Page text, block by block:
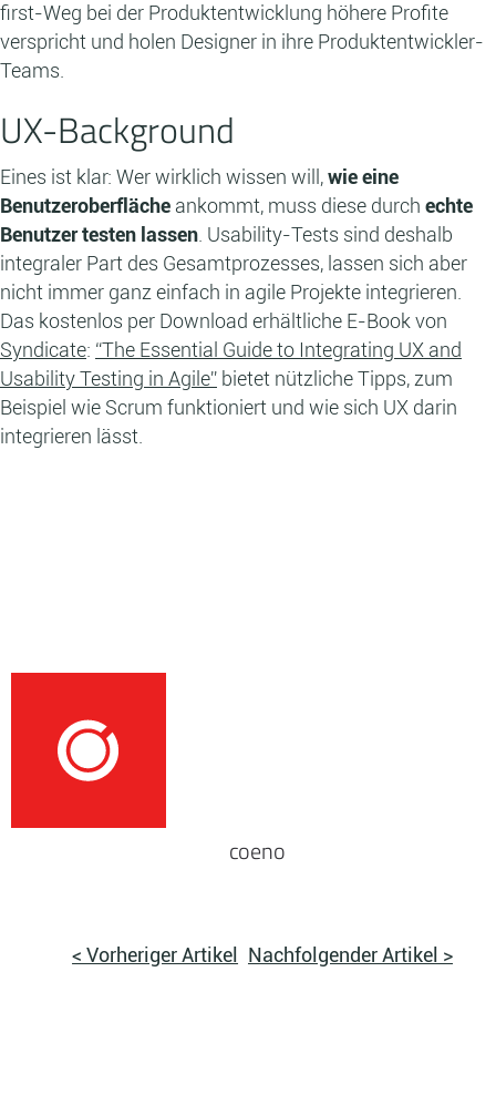
first-Weg bei der Produktentwicklung höhere Profite
verspricht und holen Designer in ihre Produktentwickler-
Teams.
UX-Background
Eines ist klar: Wer wirklich wissen will,wie eine
Benutzeroberfläche ankommt, muss diese durch echte
Benutzer testen lassen . Usability-Tests sind deshalb
integraler Part des Gesamtprozesses, lassen sich aber
nicht immer ganz einfach in agile Projekte integrieren.
Das kostenlos per Download erhältliche E-Book von
Syndicate: “The Essential Guide to Integrating UX and
Usability Testing in Agile” bietet nützliche Tipps, zum
Beispiel wie Scrum funktioniert und wie sich UX darin
integrieren lässt.
coeno
< Vorheriger Artikel Nachfolgender Artikel >